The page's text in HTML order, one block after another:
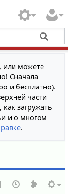
или можете
Сначала
и бесплатно).
части
загружать
и о многом
.